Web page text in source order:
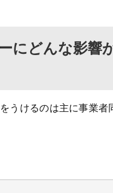
にどんな影響
うけるのは主に事業者